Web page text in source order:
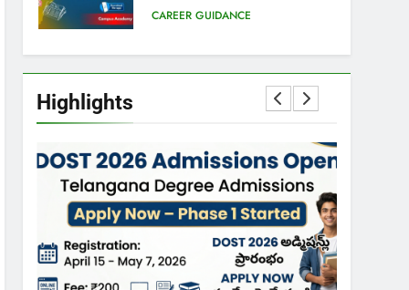
MCQs with Explanations
CAREER GUIDANCE
6
Current Affairs In Telugu –
October (4th week) 2025
– Download free PDFs
7
Animalia Classification –
ఆనిమేలియ- వర్గీకరణ
ZOOLOGY
8
Kingdom Animalia –
Highlights